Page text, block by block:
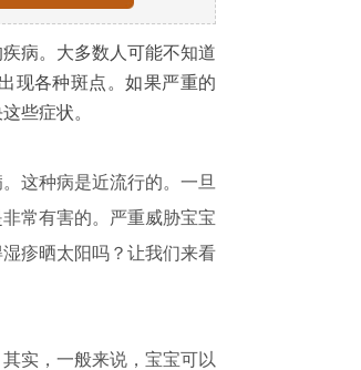
病。大多数人可能不知道
现各种斑点。如果严重的
些症状。
这种病是近流行的。一旦
常有害的。严重威胁宝宝
疹晒太阳吗？让我们来看
实，一般来说，宝宝可以